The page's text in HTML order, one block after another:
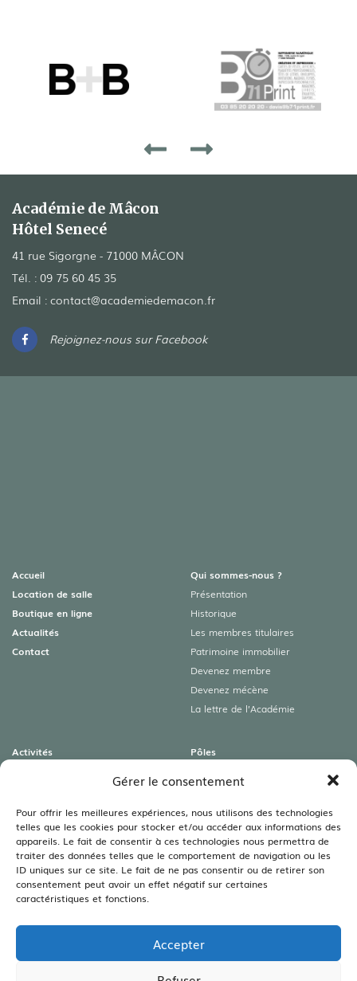
Gérer le consentement
Pour offrir les meilleures expériences, nous utilisons des technologies
telles que les cookies pour stocker et/ou accéder aux informations des
appareils. Le fait de consentir à ces technologies nous permettra de
traiter des données telles que le comportement de navigation ou les
ID uniques sur ce site. Le fait de ne pas consentir ou de retirer son
consentement peut avoir un effet négatif sur certaines
caractéristiques et fonctions.
Accepter
Académie de Mâcon
Hôtel Senecé
41 rue Sigorgne - 71000 MÂCON
Tél. : 09 75 60 45 35
Email : contact@academiedemacon.fr
Rejoignez-nous sur Facebook
Accueil
Location de salle
Boutique en ligne
Actualités
Contact
Qui sommes-nous ?
Présentation
Historique
Les membres titulaires
Patrimoine immobilier
Devenez membre
Devenez mécène
La lettre de l’Académie
Activités
Expositions
Visites guidées
Rencontres autour du livre
Pôles
Art roman & Autres patrimoines
Lamartine
Littéraire
Sciences
Viticulture – Agriculture –
Environnement
Les annales